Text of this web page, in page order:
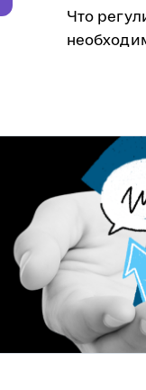
Что